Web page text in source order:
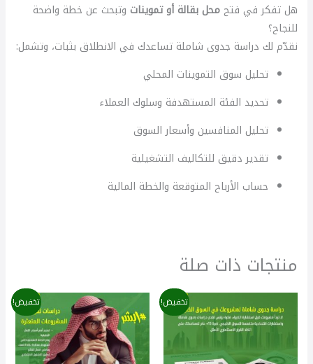
هل تفكر في فتح محل بقالة أو تموينات وتبحث عن خطة واضحة
للنجاح؟
نقدّم لك دراسة جدوى شاملة تساعدك في الانطلاق بثبات، وتشمل:
تحليل سوق التموينات المحلي
تحديد الفئة المستهدفة وسلوك العملاء
تحليل المنافسين وأسعار السوق
تقدير دقيق للتكاليف التشغيلية
حساب الأرباح المتوقعة والخطة المالية
منتجات ذات صلة
تخفيض! السعر
الأصلي
هو:
300,00 $.
السعر
الحالي
هو:
220,00 $.
تخفيض! السعر
الأصلي
هو:
500,00 $.
السعر
الحالي
هو:
300,00 $.